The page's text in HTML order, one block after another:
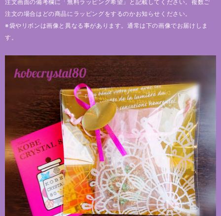
注文画面の備考欄に「無料ラッピング希望」と記載してください。複数ご
注文の場合はどの商品にラッピングをするのかお知らせください。
※袋やリボンは画像と異なる事があります。通常は下の画像でお届けしま
す。